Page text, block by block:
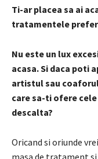
Ti-ar placea sa ai
tratamentele
Nu este un lux
acasa.Si daca poti
artistul sau
care sa-ti ofere cele
descalta?
Oricand si oriunde
masa de tratament si